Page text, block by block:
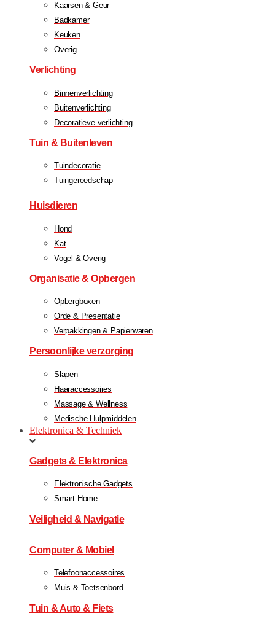
Kaarsen & Geur
Badkamer
Keuken
Overig
Verlichting
Binnenverlichting
Buitenverlichting
Decoratieve verlichting
Tuin & Buitenleven
Tuindecoratie
Tuingereedschap
Huisdieren
Hond
Kat
Vogel & Overig
Organisatie & Opbergen
Opbergboxen
Orde & Presentatie
Verpakkingen & Papierwaren
Persoonlijke verzorging
Slapen
Haaraccessoires
Massage & Wellness
Medische Hulpmiddelen
Elektronica & Techniek
Gadgets & Elektronica
Elektronische Gadgets
Smart Home
Veiligheid & Navigatie
Computer & Mobiel
Telefoonaccessoires
Muis & Toetsenbord
Tuin & Auto & Fiets